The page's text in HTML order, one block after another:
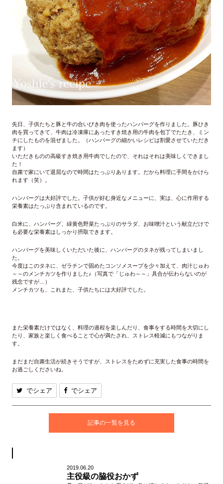
先日、子供たちと豚と牛の合いびき肉を使ったハンバーグを作りました。豚ひき
肉を買ってきて、牛肉は冷凍庫にあったすき焼き用の牛肉を包丁でたたき、ミン
チにしたものを混ぜました。（ハンバーグの細かいレシピは割愛させていただき
ます）
いただきものの高級すき焼き用牛肉でしたので、それはそれは美味しくできまし
た！
自粛で家にいて退屈なので時間はたっぷりあります。だから料理に手間をかけら
れます（笑）。
ハンバーグは大好評でした。子供が好む身近なメニューに、実は、心に作用する
栄養素はたっぷり含まれているのです。
白米に、ハンバーグ、緑黄色野菜たっぷりのサラダ、お味噌汁という献立だけで
も必要な栄養素はしっかり摂取できます。
ハンバーグを美味しくいただいた後に、ハンバーグのタネが残ってしまいまし
た。
今度はこのタネに、ゼラチンで固めたコンソメスープを少々加えて、肉汁じゅわ
～～のメンチカツを作りました♪（写真で「じゅわ～～」具合が伝わらないのが
残念ですが…）
メンチカツも、これまた、子供たちには大好評でした。
また栄養素だけではなく、料理の過程を楽しんだり、食事をする時間を大切にし
たり、家族と楽しく食べることで心が満たされ、ストレス軽減にもつながりま
す。
まだまだ自粛生活が続きそうですが、ストレスをためずに充実した食事の時間を
お過ごしくださいね。
でシェア でシェア
記事の一覧を見る
2019.06.20
主役級の脇役おかず